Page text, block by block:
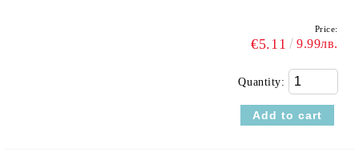
Price:
€5.11 9.99лв.
Quantity: